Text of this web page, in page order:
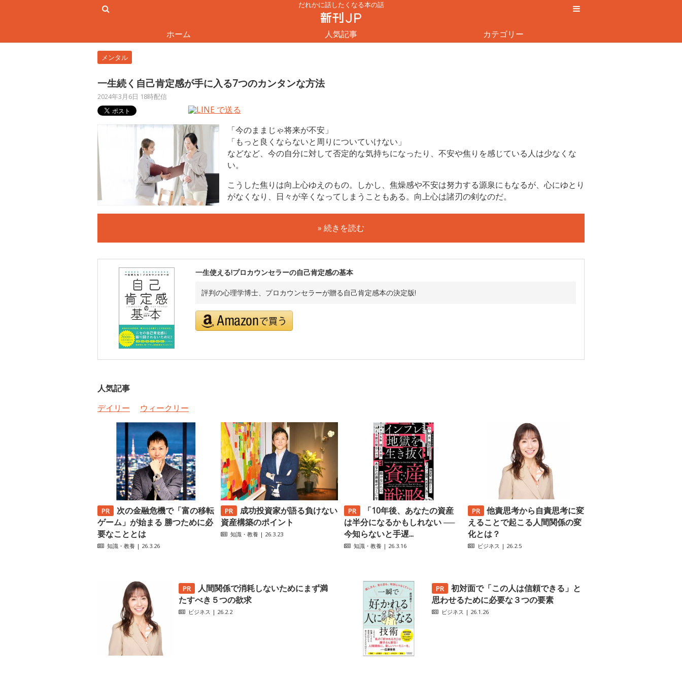
だれかに話したくなる本の話
ホーム 人気記事 カテゴリー
メンタル
一生続く自己肯定感が手に入る7つのカンタンな方法
2024年3月6日 18時配信
「今のままじゃ将来が不安」
「もっと良くならないと周りについていけない」
などなど、今の自分に対して否定的な気持ちになったり、不安や焦りを感じている人は少なくな
い。
こうした焦りは向上心ゆえのもの。しかし、焦燥感や不安は努力する源泉にもなるが、心にゆとり
がなくなり、日々が辛くなってしまうこともある。向上心は諸刃の剣なのだ。
» 続きを読む
一生使える!プロカウンセラーの自己肯定感の基本
評判の心理学博士、プロカウンセラーが贈る自己肯定感本の決定版!
人気記事
デイリー
ウィークリー
次の金融危機で「富の移転
ゲーム」が始まる 勝つために必
要なこととは
知識・教養 | 26.3.26
成功投資家が語る負けない
資産構築のポイント
知識・教養 | 26.3.23
「10年後、あなたの資産
は半分になるかもしれない ──
今知らないと手遅...
知識・教養 | 26.3.16
他責思考から自責思考に変
えることで起こる人間関係の変
化とは？
ビジネス | 26.2.5
人間関係で消耗しないためにまず満
たすべき５つの欲求
ビジネス | 26.2.2
初対面で「この人は信頼できる」と
思わせるために必要な３つの要素
ビジネス | 26.1.26